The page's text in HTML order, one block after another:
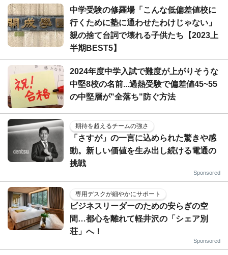
中学受験の修羅場「こんな低偏差値校に
行くために塾に通わせたわけじゃない」
親の捨て台詞で壊れる子供たち【2023上
半期BEST5】
2024年度中学入試で難度が上がりそうな
中堅8校の名前...過熱受験で偏差値45~55
の中堅層が"全落ち"防ぐ方法
期待を超えるチームの強さ
「さすが」の一言に込められた驚きや感
動。新しい価値を生み出し続ける電通の
挑戦
Sponsored
専用デスクが細やかにサポート
ビジネスリーダーのための安らぎの空
間…都心を離れて軽井沢の「シェア別
荘」へ！
Sponsored